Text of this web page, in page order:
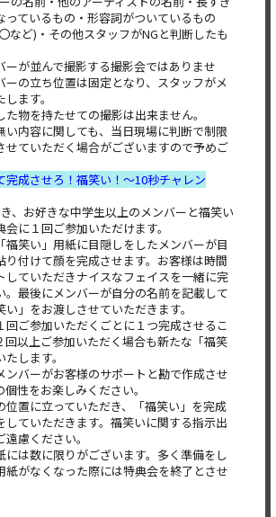
っているもの・形容詞がついているもの
ど)・その他スタッフがNGと判断したも
が並んで撮影する撮影会ではありませ
ーの立ち位置は固定となり、スタッフがメ
ます。
物を持たせての撮影は出来ません。
内容に関しても、当日現場に判断で制限
せていただく場合がございますので予めご
完成させろ！福笑い！〜10秒チャレン
、お好きな中学生以上のメンバーと福笑い
に１回ご参加いただけます。
福笑い」用紙に目隠しをしたメンバーが目
り付けて顔を完成させます。お客様は時間
していただきナイスなフェイスを一緒に完
。最後にメンバーが自分の名前を記載して
」をお渡しさせていただきます。
ご参加いただくごとに１つ完成させるこ
回以上ご参加いただく場合も新たな「福笑
します。
バーがお客様のサポートと勘で作成させ
性をお楽しみください。
置に立っていただき、「福笑い」を完成
していただきます。福笑いに関する指示出
慮ください。
は数に限りがございます。多く準備をし
紙がなくなった際には特典会を終了とさせ